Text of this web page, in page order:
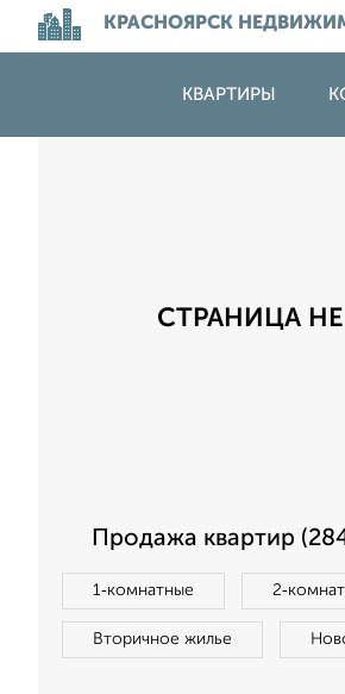
КРАСНОЯРСК
КВАРТИРЫ
СТРАНИЦА
Продажа квартир
1‑комнатные
Вторичное жилье